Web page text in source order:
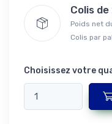
Colis
Poids net
Colis par
Choisissez votre